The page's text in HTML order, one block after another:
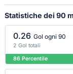
Statistiche dei 90
0.26 Gol ogni 90
2 Gol totali
86 Percentile